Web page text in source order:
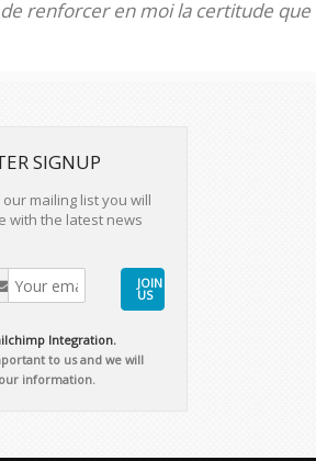
renforcer en moi la certitude que
SIGNUP
mailing list you will
with the latest news
JOIN
US
Integration.
to us and we will
information.